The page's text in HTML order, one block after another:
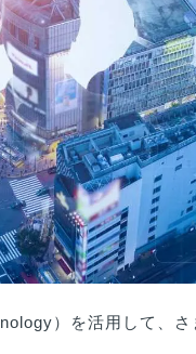
）を活用して、